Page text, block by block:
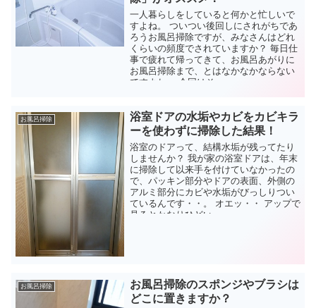
一人暮らしをしていると何かと忙しいで
すよね。 ついつい後回しにされがちであ
ろうお風呂掃除ですが、みなさんはどれ
くらいの頻度でされていますか？ 毎日仕
事で疲れて帰ってきて、お風呂あがりに
お風呂掃除まで、とはなかなかならない
ですよね。 今回はそ...
お風呂掃除
浴室ドアの水垢やカビをカビキラ
ーを使わずに掃除した結果！
浴室のドアって、結構水垢が残ってたり
しませんか？ 我が家の浴室ドアは、年末
に掃除して以来手を付けていなかったの
で、パッキン部分やドアの表面、外側の
アルミ部分にカビや水垢がびっしりつい
ているんです・・。 オエッ・・ アップで
見るとかなりひどい...
お風呂掃除
お風呂掃除のスポンジやブラシは
どこに置きますか？